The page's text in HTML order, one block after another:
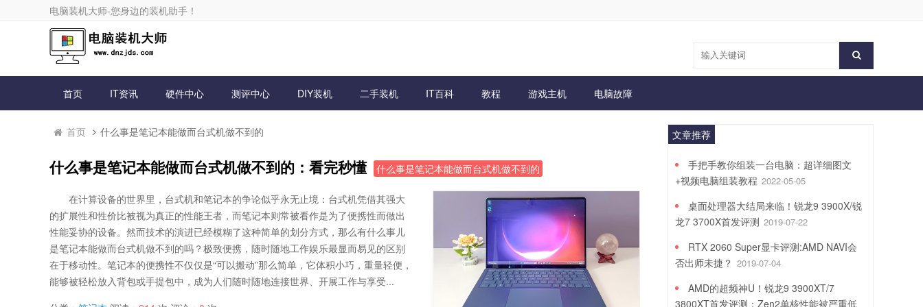
电脑装机大师-您身边的装机助手！
首页 IT资讯 硬件中心 测评中心 DIY装机 二手装机 IT百科 教程 游戏主机 电脑故障
首页 什么事是笔记本能做而台式机做不到的
什么事是笔记本能做而台式机做不到的：看完秒懂 什么事是笔记本能做而台式机做不到的
在计算设备的世界里，台式机和笔记本的争论似乎永无止境：台式机凭借其强大
的扩展性和性价比被视为真正的性能王者，而笔记本则常被看作是为了便携性而做出
性能妥协的设备。然而技术的演进已经模糊了这种简单的划分方式，那么有什么事儿
是笔记本能做而台式机做不到的吗？极致便携，随时随地工作娱乐最显而易见的区别
在于移动性。笔记本的便携性不仅仅是“可以搬动”那么简单，它体积小巧，重量轻便，
能够被轻松放入背包或手提包中，成为人们随时随地连接世界、开展工作与享受...
文章推荐
手把手教你组装一台电脑：超详细图文
+视频电脑组装教程 2022-05-05
桌面处理器大结局来临！锐龙9 3900X/锐
龙7 3700X首发评测 2019-07-22
RTX 2060 Super显卡评测:AMD NAVI会
否出师未捷？ 2019-07-04
AMD的超频神U！锐龙9 3900XT/7
3800XT首发评测：Zen2单核性能被严重低